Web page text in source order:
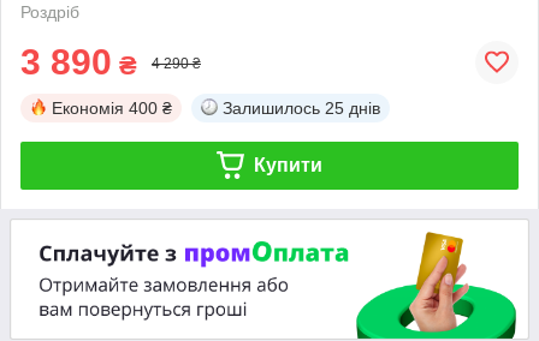
Роздріб
3 890 ₴ 4 290 ₴
Економія 400 ₴ Залишилось 25 днів
Купити